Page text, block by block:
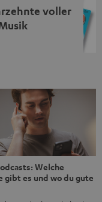
voller
durch Rock und
Fragen. Zum 70.
Vom Filmheft zur
fand Als die […]
Welche
gibt es und wo du gute